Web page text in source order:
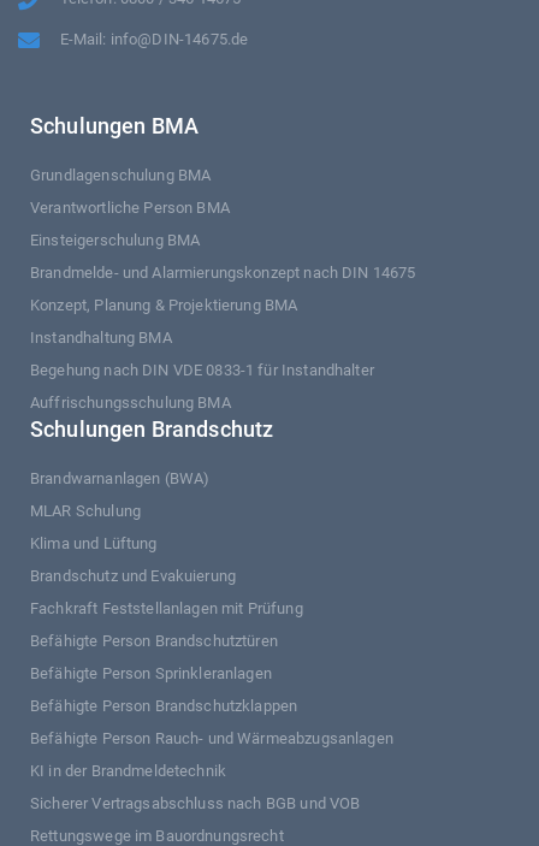
E-Mail: info@DIN-14675.de
Schulungen BMA
Grundlagenschulung BMA
Verantwortliche Person BMA
Einsteigerschulung BMA
Brandmelde- und Alarmierungskonzept nach DIN 14675
Konzept, Planung & Projektierung BMA
Instandhaltung BMA
Begehung nach DIN VDE 0833-1 für Instandhalter
Auffrischungsschulung BMA
Schulungen Brandschutz
Brandwarnanlagen (BWA)
MLAR Schulung
Klima und Lüftung
Brandschutz und Evakuierung
Fachkraft Feststellanlagen mit Prüfung
Befähigte Person Brandschutztüren
Befähigte Person Sprinkleranlagen
Befähigte Person Brandschutzklappen
Befähigte Person Rauch- und Wärmeabzugsanlagen
KI in der Brandmeldetechnik
Sicherer Vertragsabschluss nach BGB und VOB
Rettungswege im Bauordnungsrecht